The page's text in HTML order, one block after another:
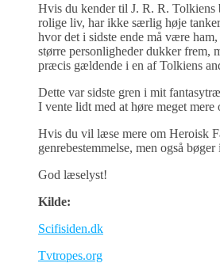
Hvis du kender til J. R. R. Tolkiens
rolige liv, har ikke særlig høje
hvor det i sidste ende må være
større personligheder dukker frem,
præcis gældende i en af Tolkiens
Dette var sidste gren i mit
I vente lidt med at høre meget mere
Hvis du vil læse mere om Heroisk
genrebestemmelse, men også
God læselyst!
Kilde:
Scifisiden.dk
Tvtropes.org